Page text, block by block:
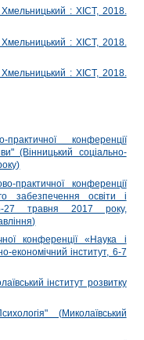
: ХІСТ, 2018.
: ХІСТ, 2018.
: ХІСТ, 2018.
конференції
(Вінницький соціально-
практичної конференції
забезпечення освіти і
27 травня 2017 року,
конференції «Наука і
економічний інститут, 6-7
інститут розвитку
(Миколаївський